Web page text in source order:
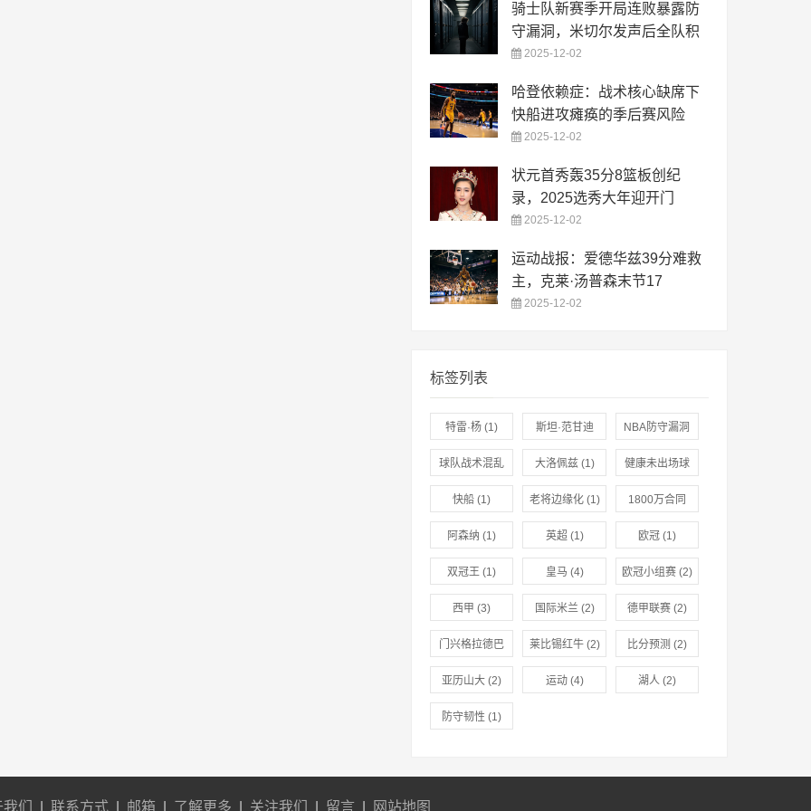
骑士队新赛季开局连败暴露防
守漏洞，米切尔发声后全队积
2025-12-02
哈登依赖症：战术核心缺席下
快船进攻瘫痪的季后赛风险
2025-12-02
状元首秀轰35分8篮板创纪
录，2025选秀大年迎开门
2025-12-02
运动战报：爱德华兹39分难救
主，克莱·汤普森末节17
2025-12-02
标签列表
特雷·杨 (1) 斯坦·范甘迪
(1)
NBA防守漏洞
(1)
球队战术混乱
(1)
大洛佩兹(1) 健康未出场球
(1)
快船 (1) 老将边缘化(1) 1800万合同
阿森纳 (1) 英超 (1) 欧冠(1)
双冠王 (1) 皇马 (4) 欧冠小组赛(2)
西甲 (3) 国际米兰(2) 德甲联赛(2)
门兴格拉德巴
赫(2)
莱比锡红牛(2) 比分预测 (2)
亚历山大 (2) 运动(4) 湖人(2)
防守韧性 (1)
们 联系方式 邮箱 了解更多 关注我们 留言 网站地图